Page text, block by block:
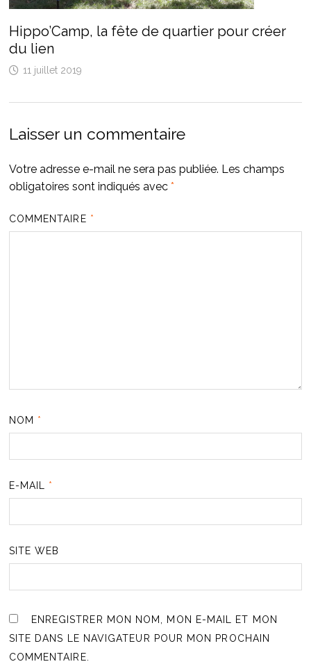
Hippo’Camp, la fête de quartier pour créer
du lien
11 juillet 2019
Laisser un commentaire
Votre adresse e-mail ne sera pas publiée. Les champs
obligatoires sont indiqués avec *
COMMENTAIRE *
NOM *
E-MAIL *
SITE WEB
ENREGISTRER MON NOM, MON E-MAIL ET MON
SITE DANS LE NAVIGATEUR POUR MON PROCHAIN
COMMENTAIRE.